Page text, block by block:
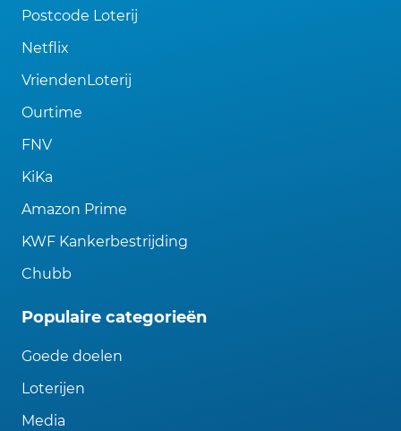
Postcode Loterij
Netflix
VriendenLoterij
Ourtime
FNV
KiKa
Amazon Prime
KWF Kankerbestrijding
Chubb
Populaire categorieën
Goede doelen
Loterijen
Media